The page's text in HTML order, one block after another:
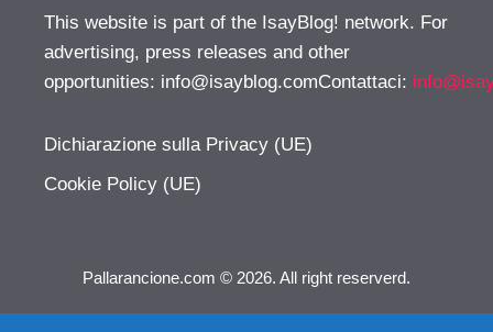
This website is part of the IsayBlog! network. For
advertising, press releases and other
opportunities: info@isayblog.comContattaci:
Dichiarazione sulla Privacy (UE)
Cookie Policy (UE)
Pallarancione.com © 2026. All right reserverd.